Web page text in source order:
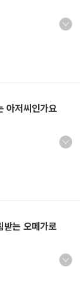
아저씨인가요
는 오메가로